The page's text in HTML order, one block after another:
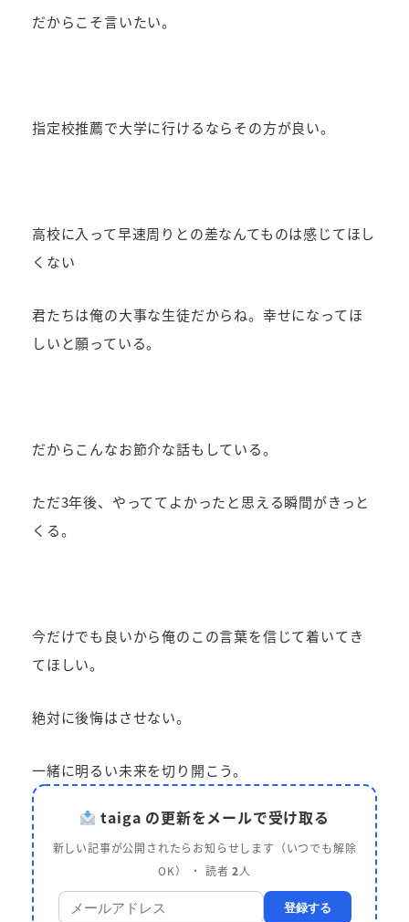
だからこそ言いたい。
指定校推薦で大学に行けるならその方が良い。
高校に入って早速周りとの差なんてものは感じてほし
くない
君たちは俺の大事な生徒だからね。幸せになってほ
しいと願っている。
だからこんなお節介な話もしている。
ただ3年後、やっててよかったと思える瞬間がきっと
くる。
今だけでも良いから俺のこの言葉を信じて着いてき
てほしい。
絶対に後悔はさせない。
一緒に明るい未来を切り開こう。
taiga の更新をメールで受け取る
新しい記事が公開されたらお知らせします（いつでも解除
OK） ・ 読者2人
登録する